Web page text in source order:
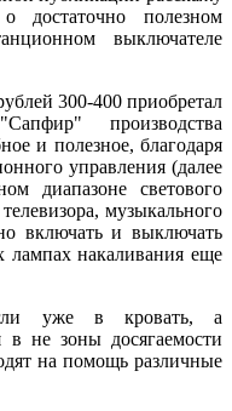
достаточно полезном
выключателе
300-400 приобретал
производства
и полезное, благодаря
управления (далее
диапазоне светового
музыкального
включать и выключать
накаливания еще
уже в кровать, а
в не зоны досягаемости
на помощь различные